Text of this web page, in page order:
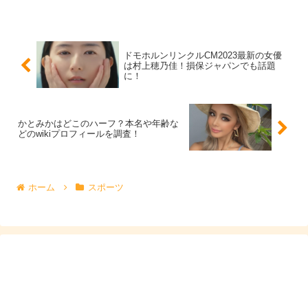
ス”Ｗみゆう”でメダルが確定した時の一コマですね！
ドモホルンリンクルCM2023最新の女優
は村上穂乃佳！損保ジャパンでも話題
に！
かとみかはどこのハーフ？本名や年齢な
どのwikiプロフィールを調査！
ホーム スポーツ